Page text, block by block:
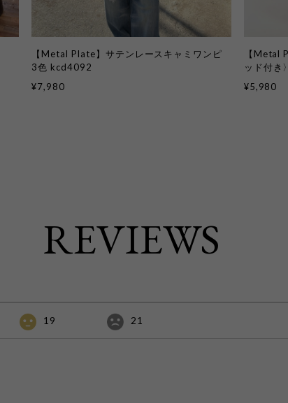
【Metal Plate】サテンレースキャミワンピ
3色 kcd4092
¥7,980
【Metal
ッド付
¥5,980
REVIEWS
19 21